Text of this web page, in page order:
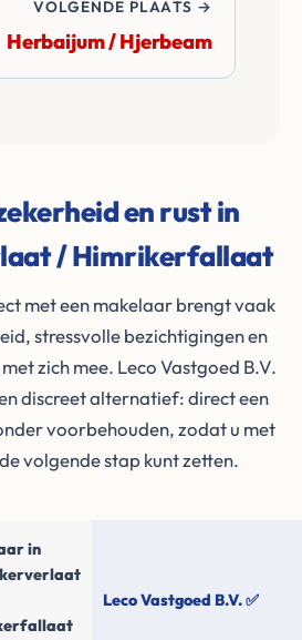
VOLGENDE PLAATS →
Herbaijum / Hjerbeam
en rust in
/ Himrikerfallaat
met een makelaar brengt vaak
stressvolle bezichtigingen en
zich mee. Leco Vastgoed B.V.
discreet alternatief: direct een
voorbehouden, zodat u met
volgende stap kunt zetten.
in
Leco Vastgoed B.V. ✅